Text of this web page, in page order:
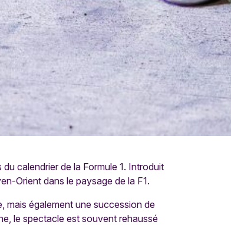
calendrier de la Formule 1. Introduit
Orient dans le paysage de la F1.
mais également une succession de
le spectacle est souvent rehaussé